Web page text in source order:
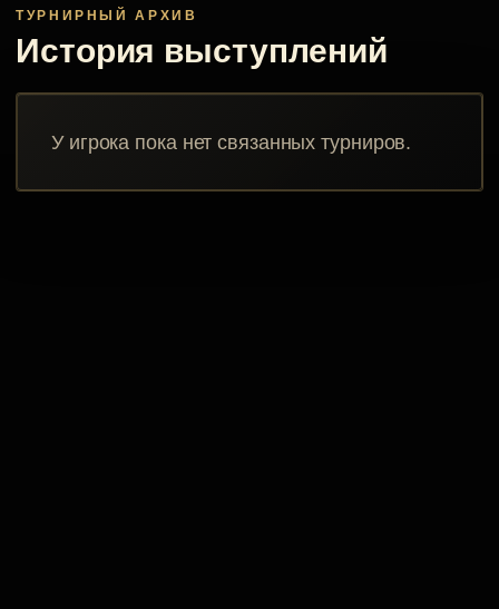
ТУРНИРНЫЙ АРХИВ
История выступлений
У игрока пока нет связанных турниров.